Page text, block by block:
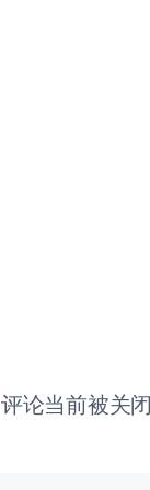
评论当前被关